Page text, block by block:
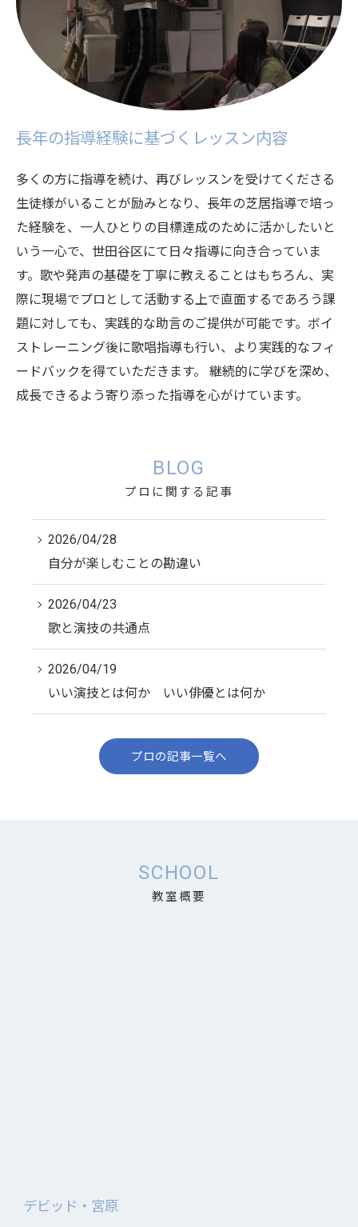
長年の指導経験に基づくレッスン内容
多くの方に指導を続け、再びレッスンを受けてくださる
生徒様がいることが励みとなり、長年の芝居指導で培っ
た経験を、一人ひとりの目標達成のために活かしたいと
いう一心で、世田谷区にて日々指導に向き合っていま
す。歌や発声の基礎を丁寧に教えることはもちろん、実
際に現場でプロとして活動する上で直面するであろう課
題に対しても、実践的な助言のご提供が可能です。ボイ
ストレーニング後に歌唱指導も行い、より実践的なフィ
ードバックを得ていただきます。 継続的に学びを深め、
成長できるよう寄り添った指導を心がけています。
BLOG
プロに関する記事
2026/04/28
自分が楽しむことの勘違い
2026/04/23
歌と演技の共通点
2026/04/19
いい演技とは何か いい俳優とは何か
プロの記事一覧へ
教室概要
SCHOOL
デビッド・宮原